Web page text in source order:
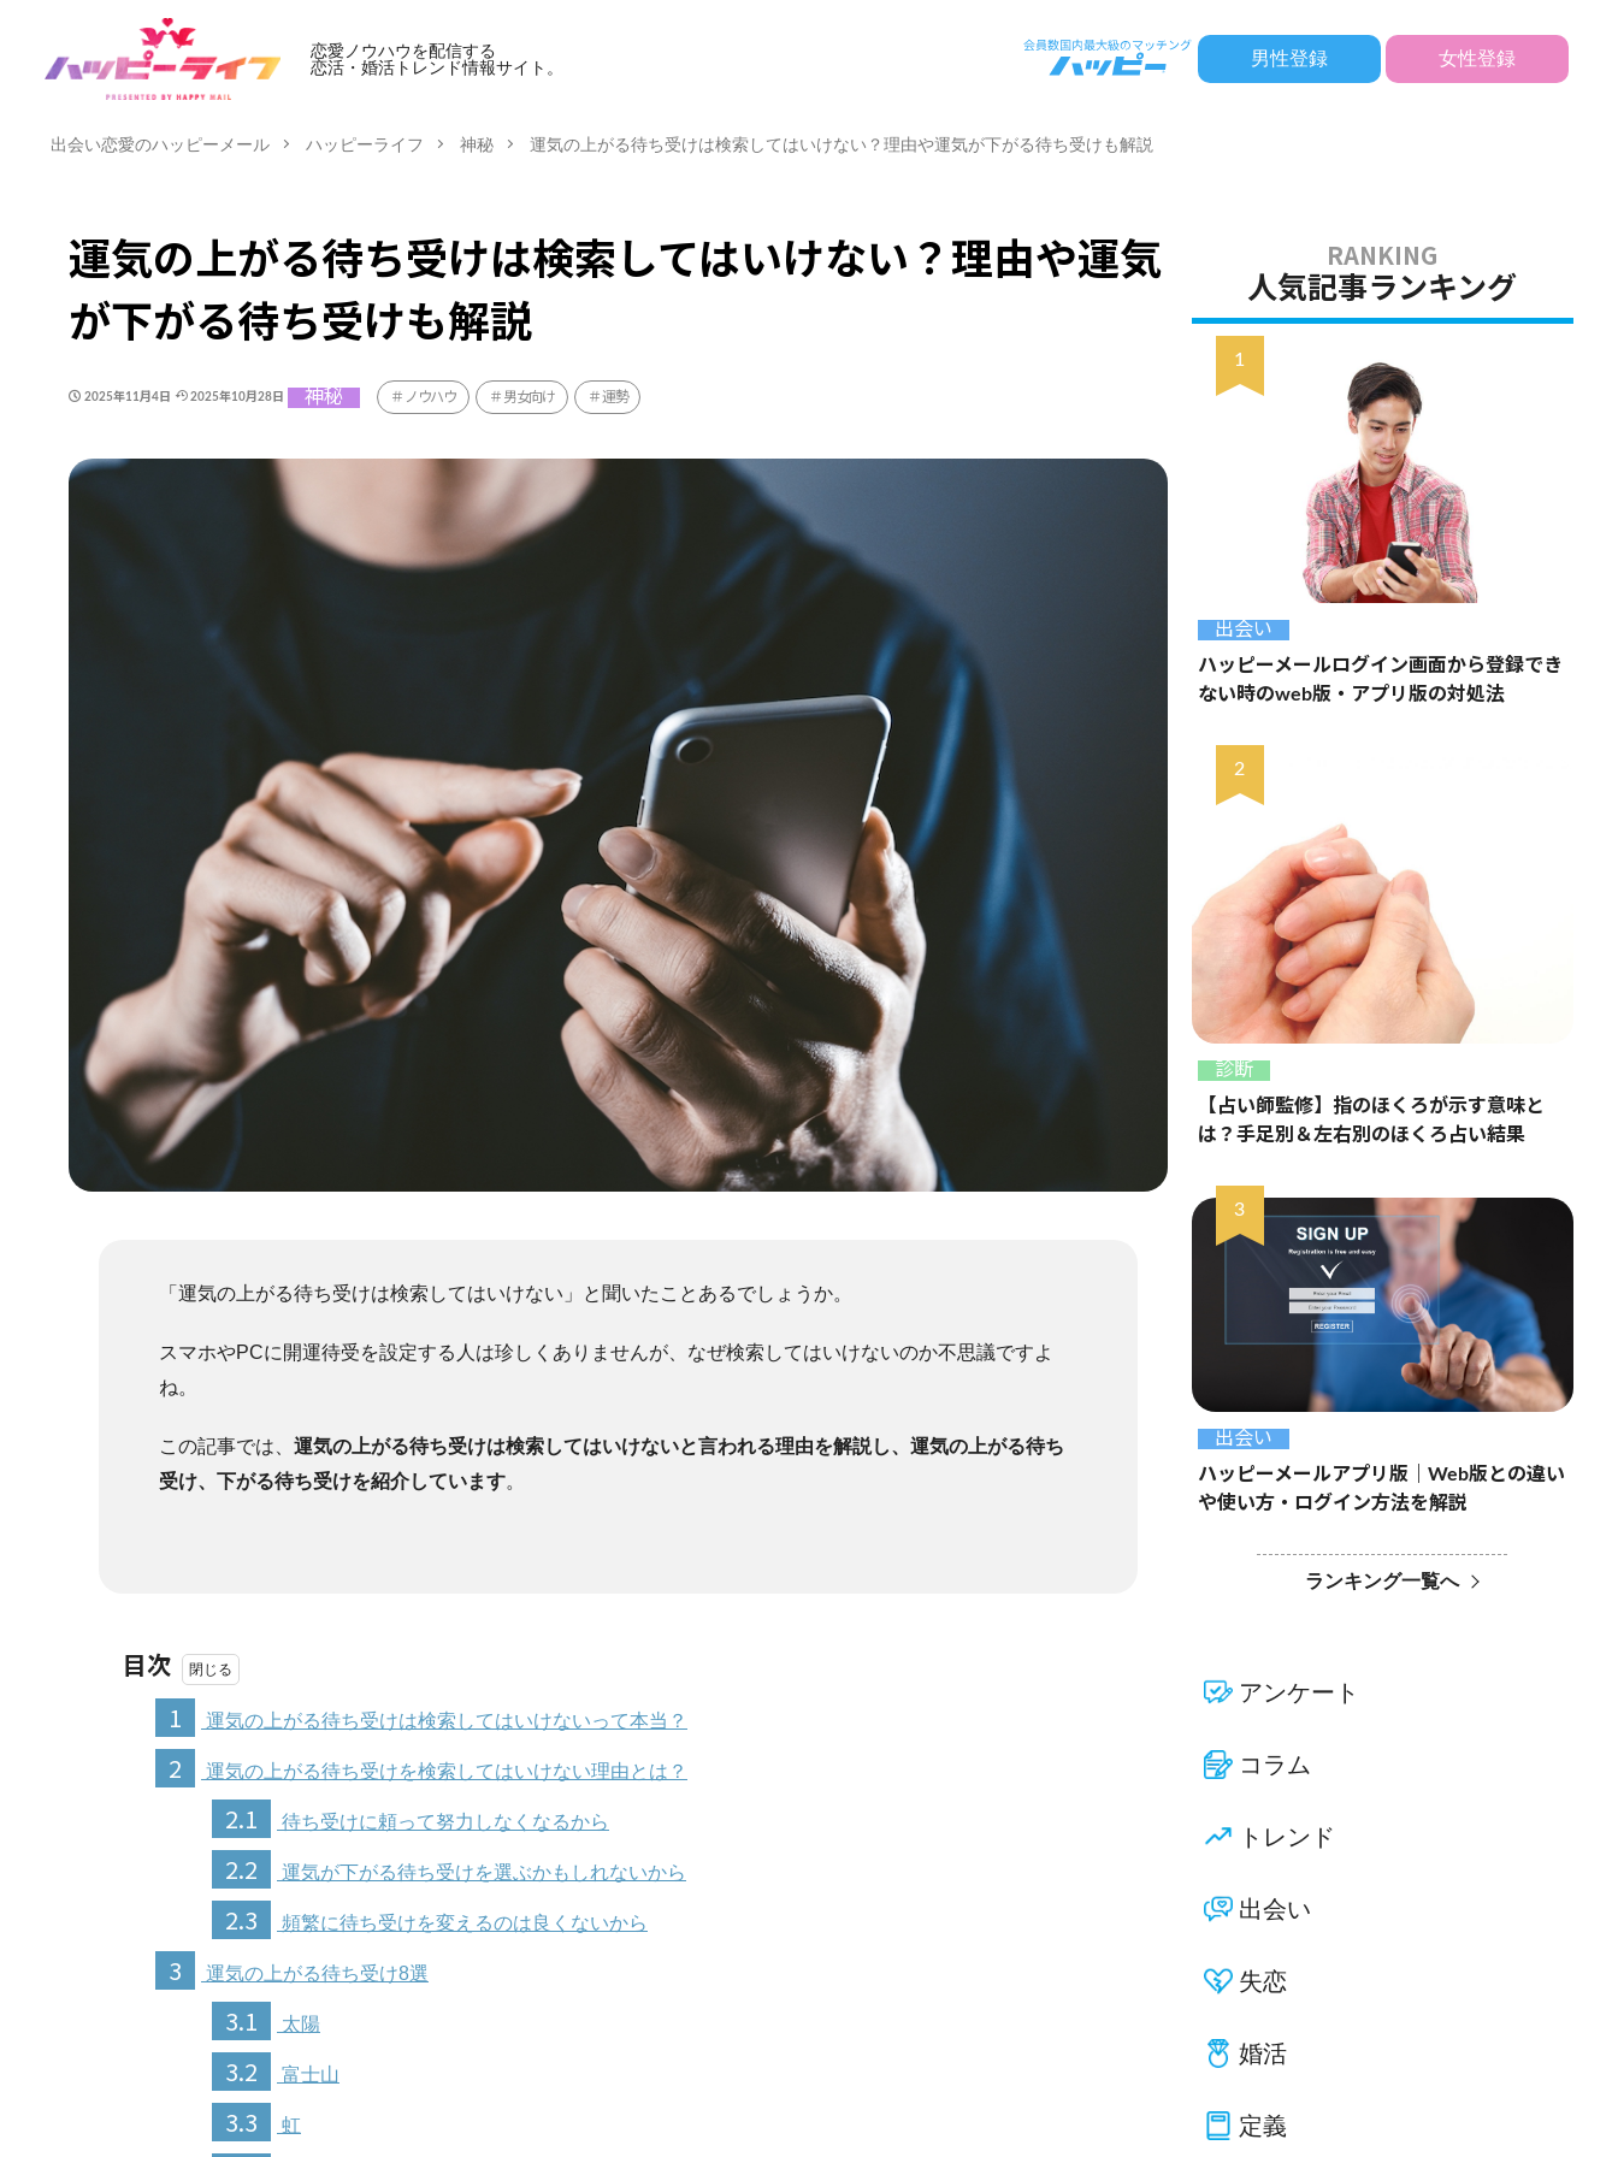
恋愛ノウハウを配信する
恋活・婚活トレンド情報サイト。
男性登録 女性登録
出会い恋愛のハッピーメール ハッピーライフ 神秘 運気の上がる待ち受けは検索してはいけない？理由や運気が下がる待ち受けも解説
運気の上がる待ち受けは検索してはいけない？理由や運気
が下がる待ち受けも解説
2025年11月4日 2025年10月28日 神秘 ノウハウ 男女向け 運勢
「運気の上がる待ち受けは検索してはいけない」と聞いたことあるでしょうか。
スマホやPCに開運待受を設定する人は珍しくありませんが、なぜ検索してはいけないのか不思議ですよ
ね。
この記事では、 運気の上がる待ち受けは検索してはいけないと言われる理由を解説し、運気の上がる待ち
受け、下がる待ち受けを紹介しています。
目次
1
運気の上がる待ち受けは検索してはいけないって本当？
2 運気の上がる待ち受けを検索してはいけない理由とは？
2.1 待ち受けに頼って努力しなくなるから
2.2 運気が下がる待ち受けを選ぶかもしれないから
2.3 頻繁に待ち受けを変えるのは良くないから
3 運気の上がる待ち受け8選
3.1 太陽
3.2 富士山
3.3 虹
人気記事ランキング
出会い
ハッピーメールログイン画面から登録でき
ない時のweb版・アプリ版の対処法
診断
【占い師監修】指のほくろが示す意味と
は？手足別＆左右別のほくろ占い結果
出会い
ハッピーメールアプリ版｜Web版との違い
や使い方・ログイン方法を解説
ランキング一覧へ
アンケート
コラム
トレンド
出会い
失恋
婚活
定義